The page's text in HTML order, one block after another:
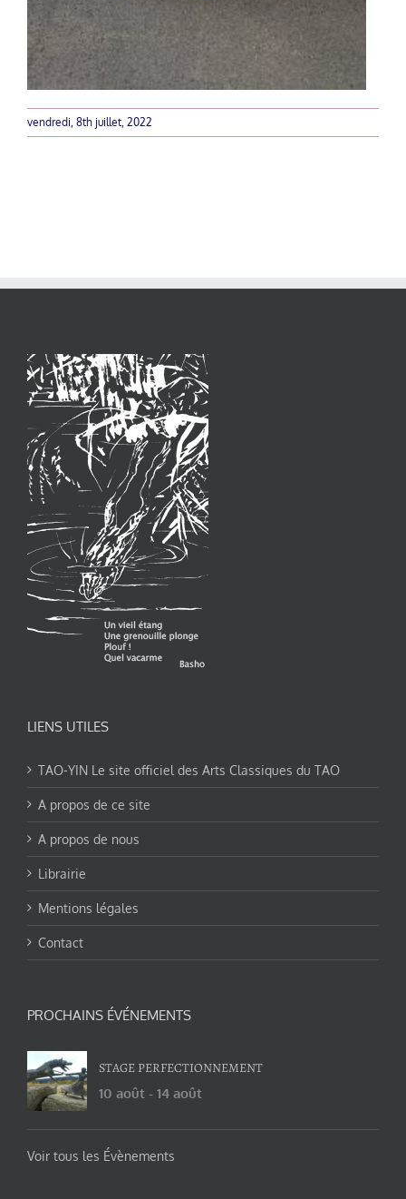
vendredi, 8th juillet, 2022
LIENS UTILES
TAO-YIN Le site officiel des Arts Classiques du TAO
A propos de ce site
A propos de nous
Librairie
Mentions légales
Contact
PROCHAINS ÉVÉNEMENTS
STAGE PERFECTIONNEMENT
10 août - 14 août
Voir tous les Évènements